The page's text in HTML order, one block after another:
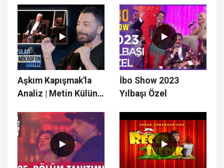
Aşkım Kapışmak'la
Analiz | Metin Külünk
Mikrofon 7.Bölüm
İbo Show 2023
Yılbaşı Özel